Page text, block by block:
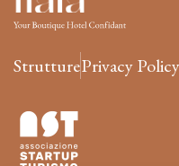
StrutturePrivacy Policy